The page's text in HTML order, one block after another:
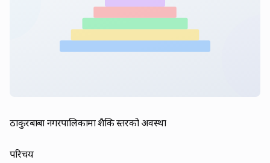
ठाकुरबाबा नगरपालिकामा शैक्षिक स्तरको अवस्था
परिचय